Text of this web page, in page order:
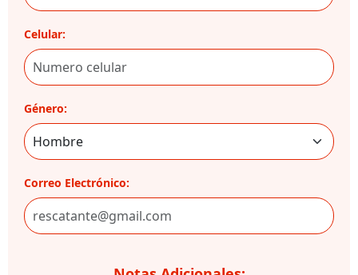
Celular:
Género:
Correo Electrónico: